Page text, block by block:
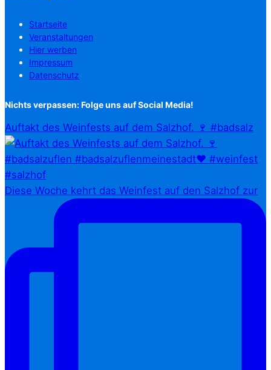
Startseite
Veranstaltungen
Hier werben
Impressum
Datenschutz
Nichts verpassen: Folge uns auf Social Media!
Auftakt des Weinfests auf dem Salzhof. 🍷 #badsalz
Diese Woche kehrt das Weinfest auf den Salzhof zur